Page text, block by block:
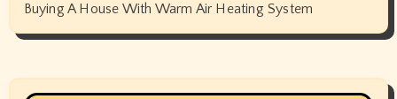
Buying A House With Warm Air Heating System